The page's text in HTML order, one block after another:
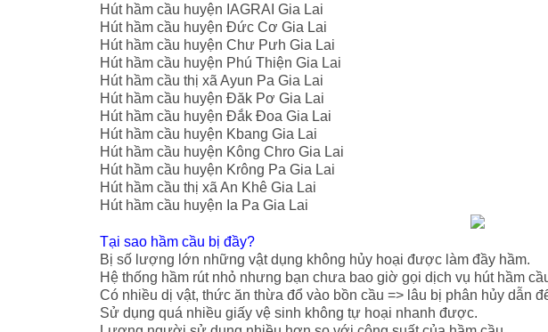
Hút hầm cầu huyện IAGRAI Gia Lai
Hút hầm cầu huyện Đức Cơ Gia Lai
Hút hầm cầu huyện Chư Pưh Gia Lai
Hút hầm cầu huyện Phú Thiện Gia Lai
Hút hầm cầu thị xã Ayun Pa Gia Lai
Hút hầm cầu huyện Đăk Pơ Gia Lai
Hút hầm cầu huyện Đắk Đoa Gia Lai
Hút hầm cầu huyện Kbang Gia Lai
Hút hầm cầu huyện Kông Chro Gia Lai
Hút hầm cầu huyện Krông Pa Gia Lai
Hút hầm cầu thị xã An Khê Gia Lai
Hút hầm cầu huyện Ia Pa Gia Lai
Tại sao hầm cầu bị đầy?
Bị số lượng lớn những vật dụng không hủy hoại được làm đầy hầm.
Hệ thống hầm rút nhỏ nhưng bạn chưa bao giờ gọi dịch vụ hút hầm
Có nhiều dị vật, thức ăn thừa đổ vào bồn cầu => lâu bị phân hủy dẫn
Sử dụng quá nhiều giấy vệ sinh không tự hoại nhanh được.